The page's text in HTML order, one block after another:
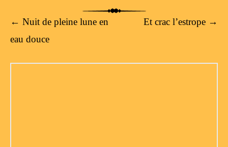
Post navigation
← Nuit de pleine lune en
eau douce
Et crac l’estrope →